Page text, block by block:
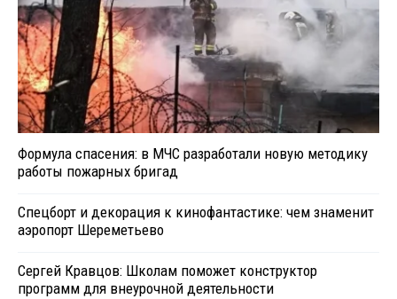
Формула спасения: в МЧС разработали новую методику
работы пожарных бригад
Спецборт и декорация к кинофантастике: чем знаменит
аэропорт Шереметьево
Сергей Кравцов: Школам поможет конструктор
программ для внеурочной деятельности